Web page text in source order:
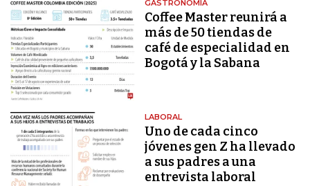
GASTRONOMÍA
Coffee Master reunirá a
más de 50 tiendas de
café de especialidad en
Bogotá y la Sabana
LABORAL
Uno de cada cinco
jóvenes gen Z ha llevado
a sus padres a una
entrevista laboral